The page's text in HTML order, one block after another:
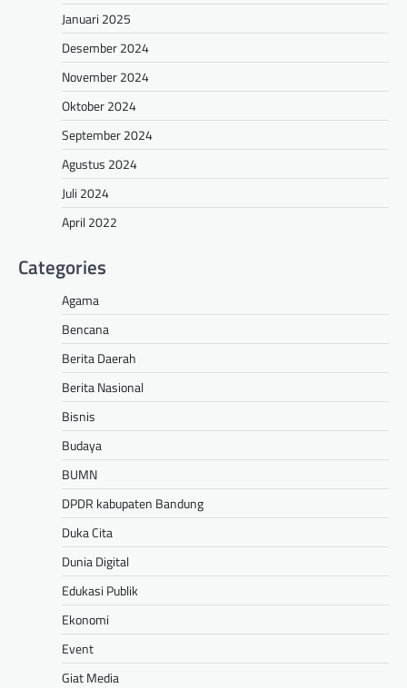
Januari 2025
Desember 2024
November 2024
Oktober 2024
September 2024
Agustus 2024
Juli 2024
April 2022
Categories
Agama
Bencana
Berita Daerah
Berita Nasional
Bisnis
Budaya
BUMN
DPDR kabupaten Bandung
Duka Cita
Dunia Digital
Edukasi Publik
Ekonomi
Event
Giat Media